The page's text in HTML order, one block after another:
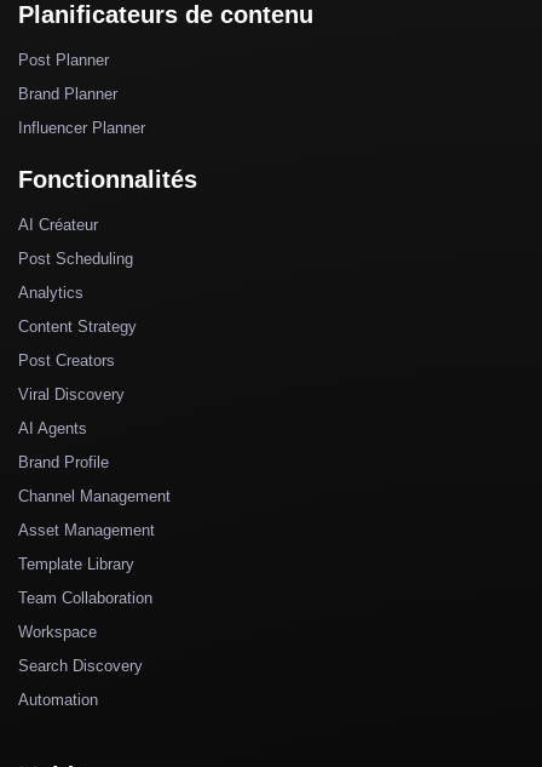
Planificateurs de contenu
Post Planner
Brand Planner
Influencer Planner
Fonctionnalités
AI Créateur
Post Scheduling
Analytics
Content Strategy
Post Creators
Viral Discovery
AI Agents
Brand Profile
Channel Management
Asset Management
Template Library
Team Collaboration
Workspace
Search Discovery
Automation